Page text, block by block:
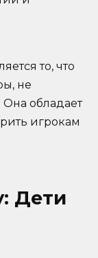
то, что
не
обладает
игрокам
Дети